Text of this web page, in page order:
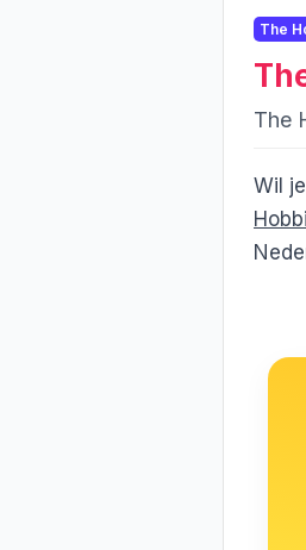
The
The
Wil je